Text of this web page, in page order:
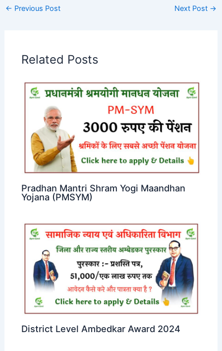
← Previous Post Next Post →
Related Posts
Pradhan Mantri Shram Yogi Maandhan
Yojana (PMSYM)
District Level Ambedkar Award 2024